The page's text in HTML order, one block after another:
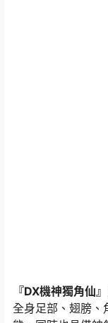
『DX機神獨角仙』
全身足部、翅膀、